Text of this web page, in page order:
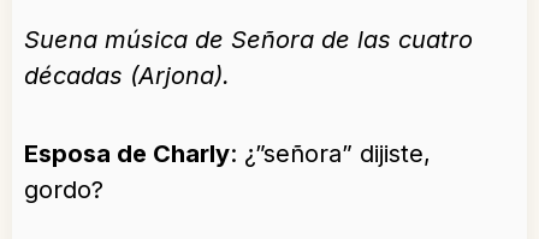
Suena música de Señora de las cuatro
décadas (Arjona).
Esposa de Charly: ¿”señora” dijiste,
gordo?